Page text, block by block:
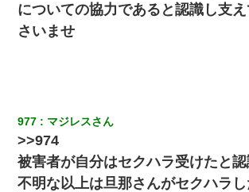
近所のお寺に住み込みで手伝いしてる知的障害
た。ある日、オッサンが火かき棒を持って顔を
転職先が決まったので退職の意思を伝えたら
「簡単には辞めさせない」私（どうせ辞める
反論をしてみた
についての協力であると認識し支
さいませ
977 マジレスさん
>>974
被害者が自分はセクハラ受けたと
不明な以上は旦那さんがセクハラ